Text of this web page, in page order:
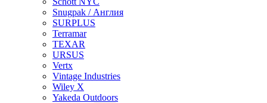
Snugpak / Англия
SURPLUS
Terramar
TEXAR
URSUS
Vertx
Vintage Industries
Wiley X
Yakeda Outdoors